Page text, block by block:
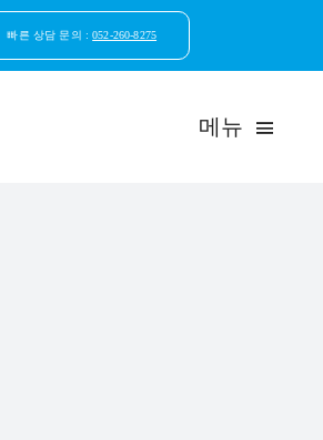
빠른 상담 문의 :052-260-8275
메뉴